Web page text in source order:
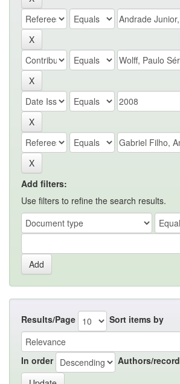
Add filters:
Use filters to refine the search results.
Results/Page Sort items by
In order Authors/record